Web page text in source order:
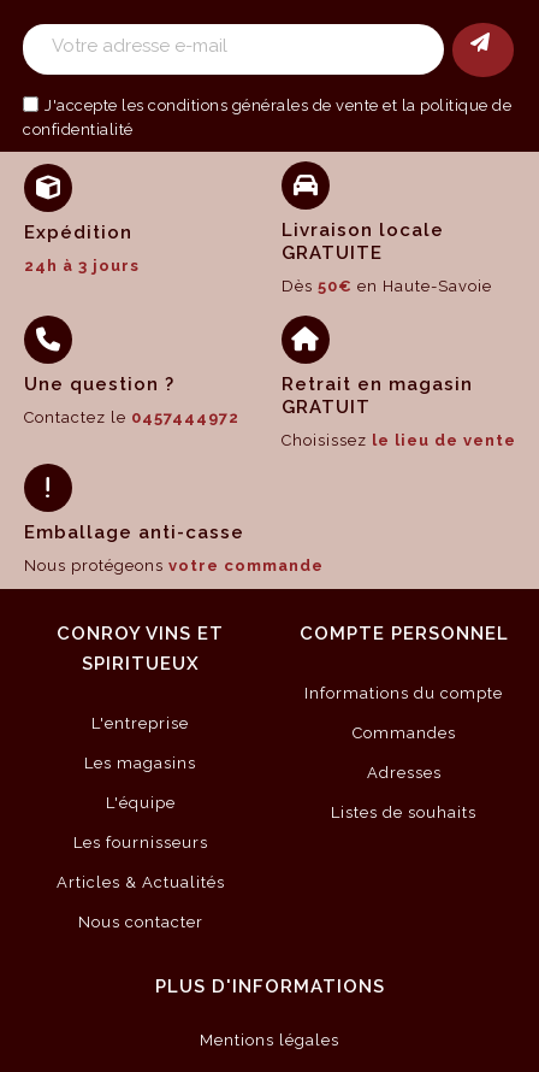
J'accepte les conditions générales de vente et la politique de
confidentialité
Expédition
24h à 3 jours
Livraison locale
GRATUITE
Dès 50€ en Haute-Savoie
Une question ?
Contactez le 0457444972
Retrait en magasin
GRATUIT
Choisissez le lieu de vente
Emballage anti-casse
Nous protégeons votre commande
CONROY VINS ET
SPIRITUEUX
L'entreprise
Les magasins
L'équipe
Les fournisseurs
Articles & Actualités
Nous contacter
COMPTE PERSONNEL
Informations du compte
Commandes
Adresses
Listes de souhaits
PLUS D'INFORMATIONS
Mentions légales